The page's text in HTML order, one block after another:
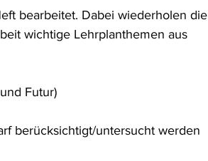
bearbeitet. Dabei wiederholen die
wichtige Lehrplanthemen aus
Futur)
berücksichtigt/untersucht werden